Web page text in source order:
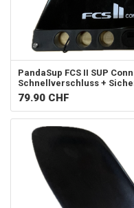
PandaSup FCS II SUP
Schnellverschluss +
79.90 CHF